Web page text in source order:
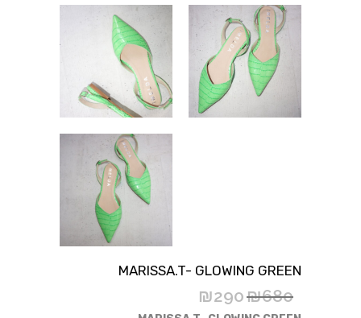
MARISSA.T- GLOWING GREEN
₪680
₪290